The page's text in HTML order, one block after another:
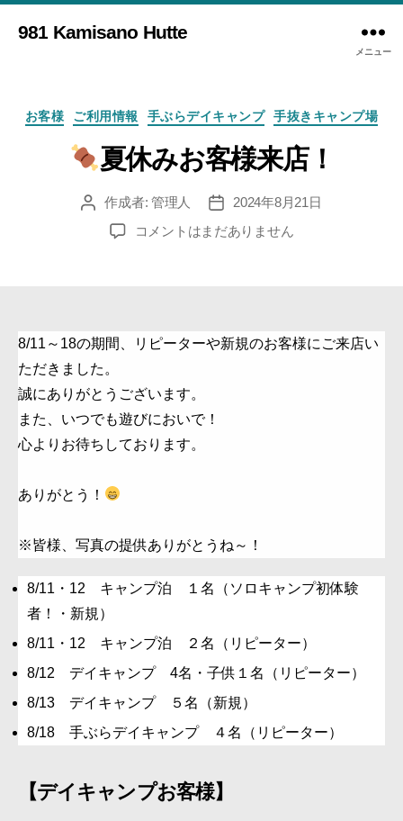
981 Kamisano Hutte
メニュー
カ
テ
ゴ
リ
お客様 ご利用情報 手ぶらデイキャンプ 手抜きキャンプ場
夏休みお客様来店！
投
作成者: 管理人
投
稿
日
2024年8月21日
様
店！
の
コメントはまだありません
8/11～18の期間、リピーターや新規のお客様にご来店い
ただきました。
誠にありがとうございます。
また、いつでも遊びにおいで！
心よりお待ちしております。
ありがとう！
※皆様、写真の提供ありがとうね～！
8/11・12 キャンプ泊 １名（ソロキャンプ初体験
者！・新規）
8/11・12 キャンプ泊 ２名（リピーター）
8/12 デイキャンプ 4名・子供１名（リピーター）
8/13 デイキャンプ ５名（新規）
8/18 手ぶらデイキャンプ ４名（リピーター）
【デイキャンプお客様】